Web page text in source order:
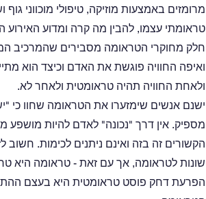
מרומזים באמצעות מוזיקה, טיפולי מוכווני
טראומתי עצמו, להבין מה קרה ומדוע האירוע
חלק מחוקרי הטראומה מסבירים שהמרכיב
ואיפה החוויה פוגשת את האדם וכיצד הוא
ולאחת החוויה תהיה טראומטית ולאחר לא.
ישנם אנשים שימזערו את הטראומה שחוו כי
מספיק. אין דרך "נכונה" לאדם להיות מושפע
הקשורים זה בזה ואינם ניתנים לכימות.
שונות לטראומה, אך עם זאת - טראומה היא
הפרעת דחק פוסט טראומטית היא בעצם